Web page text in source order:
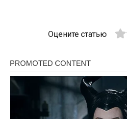
Оцените статью